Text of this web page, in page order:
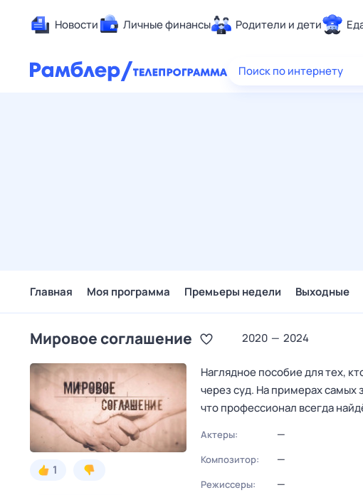
Новости Личные финансы Родители и дети
Здоровье
Поиск по интернету
Главная Моя программа Премьеры недели Выходные
Мирoвое соглашeние 2020 — 2024
1
Наглядное пособие для тех,
через суд. На примерах
что профессионал всегда
Актеры: —
Композитор: —
Режиссеры: —